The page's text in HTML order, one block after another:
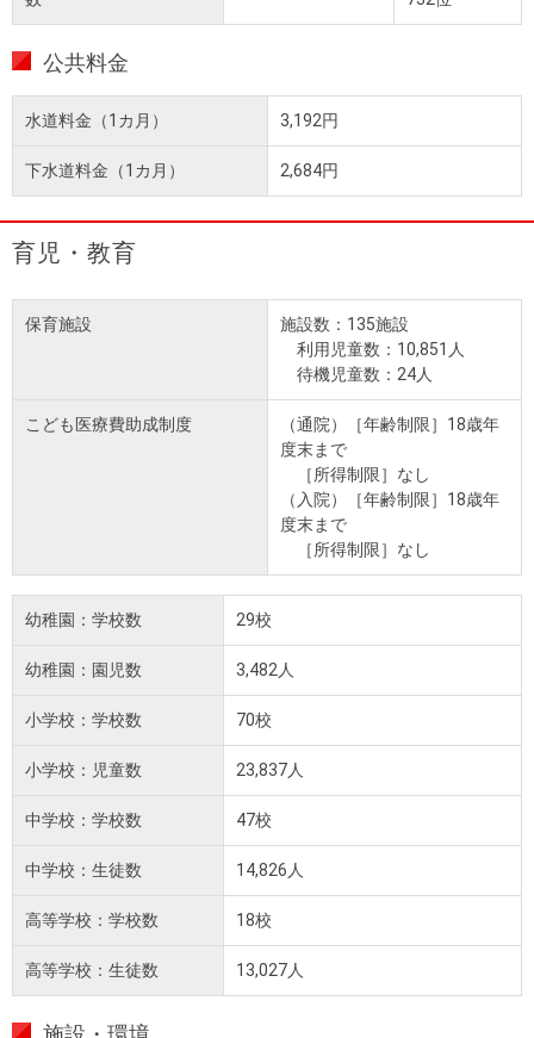
公共料金
水道料金（1カ月） 3,192円
下水道料金（1カ月） 2,684円
育児・教育
保育施設
施設数：135施設
利用児童数：10,851人
待機児童数：24人
こども医療費助成制度
（通院）［年齢制限］18歳年
度末まで
［所得制限］なし
（入院）［年齢制限］18歳年
度末まで
［所得制限］なし
幼稚園：学校数 29校
幼稚園：園児数 3,482人
小学校：学校数 70校
小学校：児童数 23,837人
中学校：学校数 47校
中学校：生徒数 14,826人
高等学校：学校数 18校
高等学校：生徒数 13,027人